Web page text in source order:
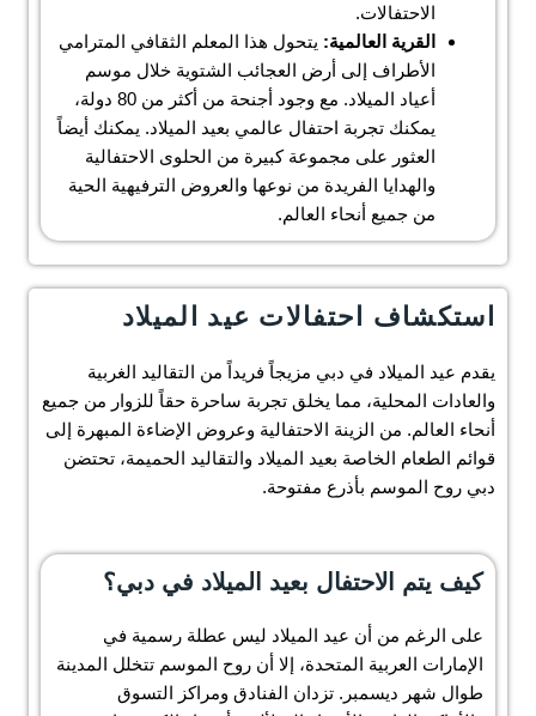
الاحتفالات.
القرية العالمية: يتحول هذا المعلم الثقافي المترامي
الأطراف إلى أرض العجائب الشتوية خلال موسم
أعياد الميلاد. مع وجود أجنحة من أكثر من 80 دولة،
يمكنك تجربة احتفال عالمي بعيد الميلاد. يمكنك أيضاً
العثور على مجموعة كبيرة من الحلوى الاحتفالية
والهدايا الفريدة من نوعها والعروض الترفيهية الحية
من جميع أنحاء العالم.
استكشاف احتفالات عيد الميلاد
يقدم عيد الميلاد في دبي مزيجاً فريداً من التقاليد الغربية
والعادات المحلية، مما يخلق تجربة ساحرة حقاً للزوار من جميع
أنحاء العالم. من الزينة الاحتفالية وعروض الإضاءة المبهرة إلى
قوائم الطعام الخاصة بعيد الميلاد والتقاليد الحميمة، تحتضن
دبي روح الموسم بأذرع مفتوحة.
كيف يتم الاحتفال بعيد الميلاد في دبي؟
على الرغم من أن عيد الميلاد ليس عطلة رسمية في
الإمارات العربية المتحدة، إلا أن روح الموسم تتخلل المدينة
طوال شهر ديسمبر. تزدان الفنادق ومراكز التسوق